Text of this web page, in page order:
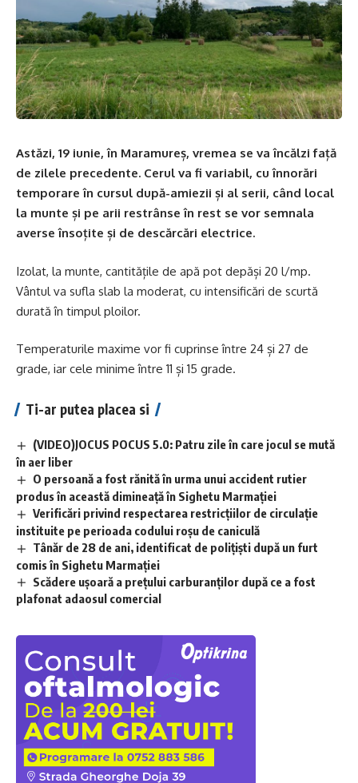
Astăzi, 19 iunie, în Maramureș, vremea se va încălzi față
de zilele precedente. Cerul va fi variabil, cu înnorări
temporare în cursul după-amiezii și al serii, când local
la munte și pe arii restrânse în rest se vor semnala
averse însoțite și de descărcări electrice.
Izolat, la munte, cantitățile de apă pot depăși 20 l/mp.
Vântul va sufla slab la moderat, cu intensificări de scurtă
durată în timpul ploilor.
Temperaturile maxime vor fi cuprinse între 24 și 27 de
grade, iar cele minime între 11 și 15 grade.
Ti-ar putea placea si
(VIDEO)JOCUS POCUS 5.0: Patru zile în care jocul se mută
în aer liber
O persoană a fost rănită în urma unui accident rutier
produs în această dimineață în Sighetu Marmației
Verificări privind respectarea restricțiilor de circulație
instituite pe perioada codului roșu de caniculă
Tânăr de 28 de ani, identificat de polițiști după un furt
comis în Sighetu Marmației
Scădere ușoară a prețului carburanților după ce a fost
plafonat adaosul comercial